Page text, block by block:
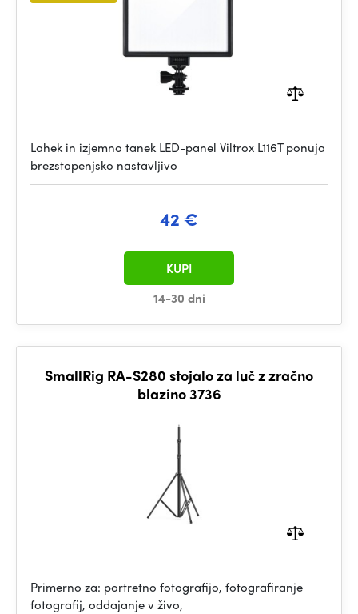
Lahek in izjemno tanek LED-panel Viltrox L116T ponuja
brezstopenjsko nastavljivo
42 €
14-30 dni
KUPI
SmallRig RA-S280 stojalo za luč z zračno
blazino 3736
Primerno za: portretno fotografijo, fotografiranje
fotografij, oddajanje v živo,